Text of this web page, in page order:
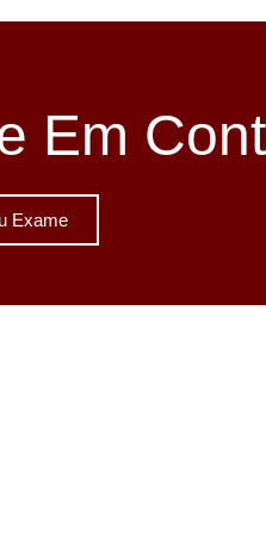
Em
Exame